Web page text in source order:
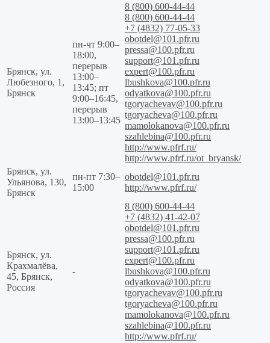
Брянск, ул.
Любезного, 1,
Брянск
пн-чт 9:00–
18:00,
перерыв
13:00–
13:45; пт
9:00–16:45,
перерыв
13:00–13:45
8 (800) 600-44-44
8 (800) 600-44-44
+7 (4832) 77-05-33
obotdel@101.pfr.ru
pressa@100.pfr.ru
support@101.pfr.ru
expert@100.pfr.ru
lbushkova@100.pfr.ru
odyatkova@100.pfr.ru
tgoryachevav@100.pfr.ru
tgoryacheva@100.pfr.ru
mamolokanova@100.pfr.ru
szahlebina@100.pfr.ru
http://www.pfrf.ru/
http://www.pfrf.ru/ot_bryansk/
Брянск, ул.
Ульянова, 130,
Брянск
пн-пт 7:30–
15:00
obotdel@101.pfr.ru
http://www.pfrf.ru/
Брянск, ул.
Крахмалёва,
45, Брянск,
Россия
-
8 (800) 600-44-44
+7 (4832) 41-42-07
obotdel@101.pfr.ru
pressa@100.pfr.ru
support@101.pfr.ru
expert@100.pfr.ru
lbushkova@100.pfr.ru
odyatkova@100.pfr.ru
tgoryachevav@100.pfr.ru
tgoryacheva@100.pfr.ru
mamolokanova@100.pfr.ru
szahlebina@100.pfr.ru
http://www.pfrf.ru/